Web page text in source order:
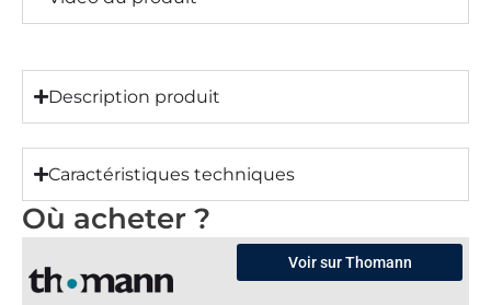
Description produit
Caractéristiques techniques
Où acheter ?
Voir sur Thomann